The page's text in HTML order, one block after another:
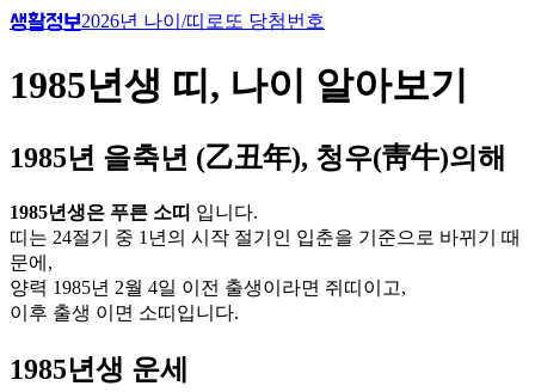
생활정보2026년 나이/띠 로또 당첨번호
1985년생 띠, 나이 알아보기
1985년 을축년 (乙丑年), 청우(靑牛)의해
1985년생은 푸른 소띠 입니다.
띠는 24절기 중 1년의 시작 절기인 입춘을 기준으로 바뀌기 때
문에,
양력 1985년 2월 4일 이전 출생이라면 쥐 띠이고,
이후 출생 이면 소띠입니다.
1985년생 운세